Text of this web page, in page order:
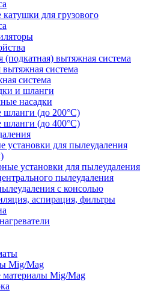
для грузового
(подкатная) вытяжная система
вытяжная система
система
и шланги
насадки
(до 200°C)
(до 400°C)
установки для пылеудаления
установки для пылеудаления
пылеудаления
с консолью
аспирация, фильтры
Mig/Mag
материалы Mig/Mag